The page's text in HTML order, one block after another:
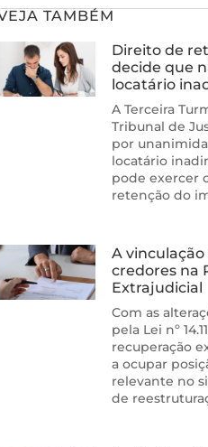
TAMBÉM
Direito de
decide que
locatário
A Terceira
Tribunal de
por
locatário
pode exercer
retenção do
A
credores na
Extrajudicial
Com as
pela Lei nº
recuperação
a ocupar
relevante no
de